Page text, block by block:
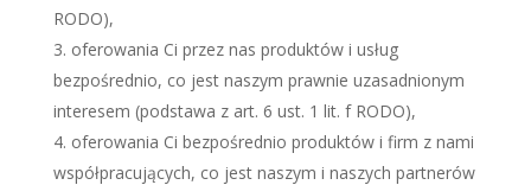
RODO),
oferowania Ci przez nas produktów i usług
bezpośrednio, co jest naszym prawnie uzasadnionym
interesem (podstawa z art. 6 ust. 1 lit. f RODO),
oferowania Ci bezpośrednio produktów i firm z nami
współpracujących, co jest naszym i naszych partnerów